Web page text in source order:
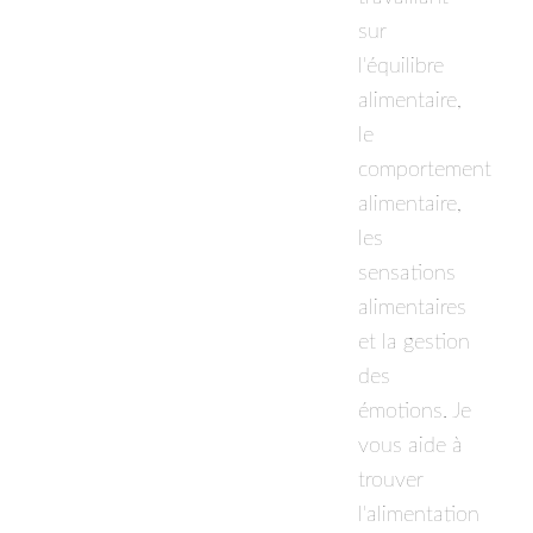
sur
l'équilibre
alimentaire,
le
comportement
alimentaire,
les
sensations
alimentaires
et la gestion
des
émotions. Je
vous aide à
trouver
l'alimentation